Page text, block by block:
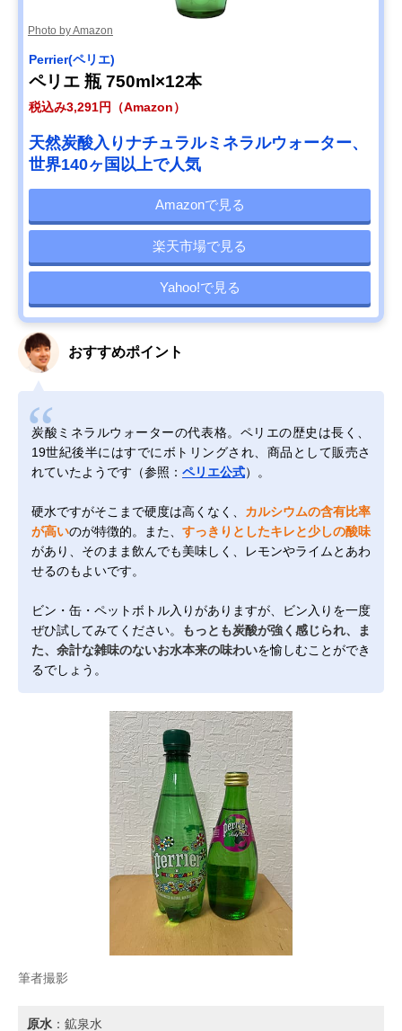
Photo by Amazon
Perrier(ペリエ)
ペリエ 瓶 750ml×12本
税込み3,291円（Amazon）
天然炭酸入りナチュラルミネラルウォーター、
世界140ヶ国以上で人気
Amazonで見る
楽天市場で見る
Yahoo!で見る
おすすめポイント
炭酸ミネラルウォーターの代表格。ペリエの歴史は長く、
19世紀後半にはすでにボトリングされ、商品として販売さ
れていたようです（参照： ペリエ公式）。
硬水ですがそこまで硬度は高くなく、 カルシウムの含有比率
が高いのが特徴的。また、 すっきりとしたキレと少しの酸味
があり、そのまま飲んでも美味しく、レモンやライムとあわ
せるのもよいです。
ビン・缶・ペットボトル入りがありますが、ビン入りを一度
ぜひ試してみてください。
もっとも炭酸が強く感じられ、ま
た、余計な雑味のないお水本来の味わいを愉しむことができ
るでしょう。
筆者撮影
原水 ：鉱泉水